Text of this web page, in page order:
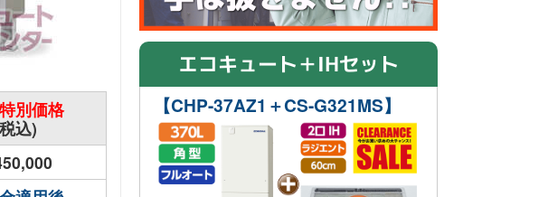
別価格
込)
エコキュート＋IHセット
【CHP-37AZ1＋CS-G321MS】